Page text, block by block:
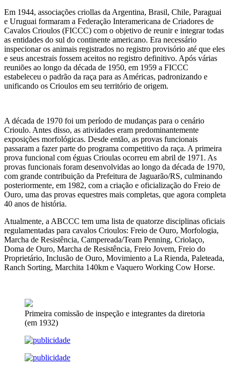
Em 1944, associações criollas da Argentina, Brasil, Chile, Paraguai
e Uruguai formaram a Federação Interamericana de Criadores de
Cavalos Crioulos (FICCC) com o objetivo de reunir e integrar todas
as entidades do sul do continente americano. Era necessário
inspecionar os animais registrados no registro provisório até que eles
e seus ancestrais fossem aceitos no registro definitivo. Após várias
reuniões ao longo da década de 1950, em 1959 a FICCC
estabeleceu o padrão da raça para as Américas, padronizando e
unificando os Crioulos em seu território de origem.
A década de 1970 foi um período de mudanças para o cenário
Crioulo. Antes disso, as atividades eram predominantemente
exposições morfológicas. Desde então, as provas funcionais
passaram a fazer parte do programa competitivo da raça. A primeira
prova funcional com éguas Crioulas ocorreu em abril de 1971. As
provas funcionais foram desenvolvidas ao longo da década de 1970,
com grande contribuição da Prefeitura de Jaguarão/RS, culminando
posteriormente, em 1982, com a criação e oficialização do Freio de
Ouro, uma das provas equestres mais completas, que agora completa
40 anos de história.
Atualmente, a ABCCC tem uma lista de quatorze disciplinas oficiais
regulamentadas para cavalos Crioulos: Freio de Ouro, Morfologia,
Marcha de Resistência, Campereada/Team Penning, Criolaço,
Doma de Ouro, Marcha de Resistência, Freio Jovem, Freio do
Proprietário, Inclusão de Ouro, Movimiento a La Rienda, Paleteada,
Ranch Sorting, Marchita 140km e Vaquero Working Cow Horse.
Primeira comissão de inspeção e integrantes da diretoria
(em 1932)